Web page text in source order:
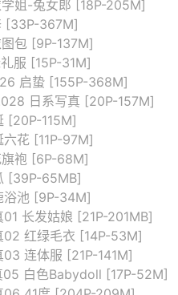
姐-兔女郎 [18P-205M]
[33P-367M]
包 [9P-137M]
服 [15P-31M]
启蛰 [155P-368M]
日系写真 [20P-157M]
[20P-115M]
花 [11P-97M]
旗袍 [6P-68M]
[39P-65MB]
浴池 [9P-34M]
长发姑娘 [21P-201MB]
红绿毛衣 [14P-53M]
连体服 [21P-141M]
白色Babydoll [17P-52M]